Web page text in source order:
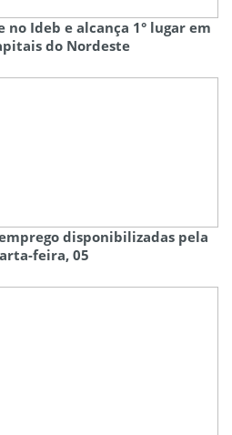
Ideb e alcança 1° lugar em
do Nordeste
disponibilizadas pela
feira, 05